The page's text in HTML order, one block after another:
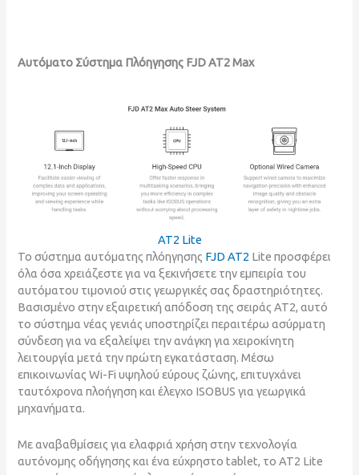
Αυτόματο Σύστημα Πλόηγησης FJD AT2 Max
AT2 Lite
Το σύστημα αυτόματης πλόηγησης FJD AT2 Lite προσφέρει
όλα όσα χρειάζεστε για να ξεκινήσετε την εμπειρία του
αυτόματου τιμονιού στις γεωργικές σας δραστηριότητες.
Βασισμένο στην εξαιρετική απόδοση της σειράς AT2, αυτό
το σύστημα νέας γενιάς υποστηρίζει περαιτέρω ασύρματη
σύνδεση για να εξαλείψει την ανάγκη για χειροκίνητη
λειτουργία μετά την πρώτη εγκατάσταση. Μέσω
επικοινωνίας Wi-Fi υψηλού εύρους ζώνης, επιτυγχάνει
ταυτόχρονα πλοήγηση και έλεγχο ISOBUS για γεωργικά
μηχανήματα.
Με αναβαθμίσεις για ελαφριά χρήση στην τεχνολογία
αυτόνομης οδήγησης και ένα εύχρηστο tablet, το AT2 Lite